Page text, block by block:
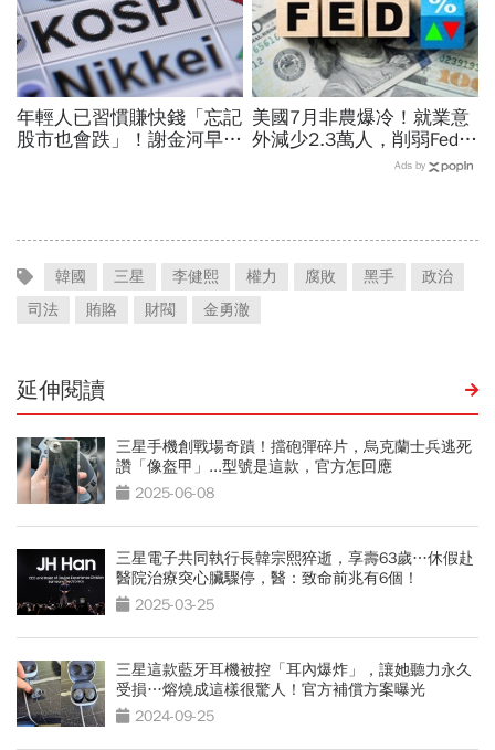
年輕人已習慣賺快錢「忘記
股市也會跌」！謝金河早一
美國7月非農爆冷！就業意
外減少2.3萬人，削弱Fed升
息機率...金價大漲逾7%，
Ads by
韓國 三星 李健熙 權力 腐敗 黑手
政治
司法
賄賂 財閥 金勇澈
延伸閱讀
三星手機創戰場奇蹟！擋砲彈碎片，烏克蘭士兵逃死
讚「像盔甲」...型號是這款，官方怎回應
2025-06-08
三星電子共同執行長韓宗熙猝逝，享壽63歲…休假赴
醫院治療突心臟驟停，醫：致命前兆有6個！
2025-03-25
三星這款藍牙耳機被控「耳內爆炸」，讓她聽力永久
受損…熔燒成這樣很驚人！官方補償方案曝光
2024-09-25